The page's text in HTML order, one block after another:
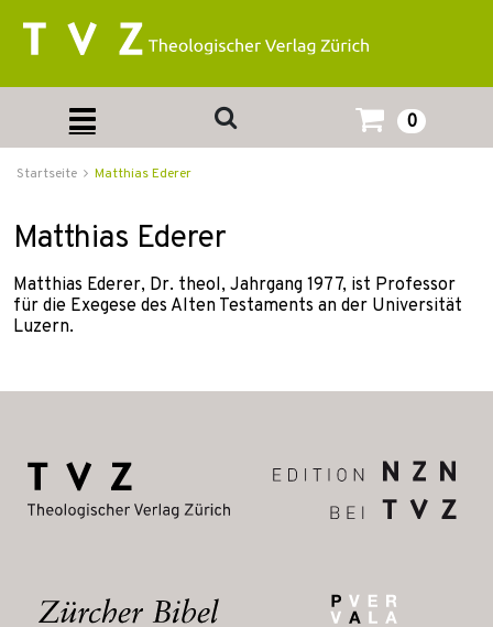
0
Startseite Matthias Ederer
Matthias Ederer
Matthias Ederer, Dr. theol, Jahrgang 1977, ist Professor
für die Exegese des Alten Testaments an der Universität
Luzern.